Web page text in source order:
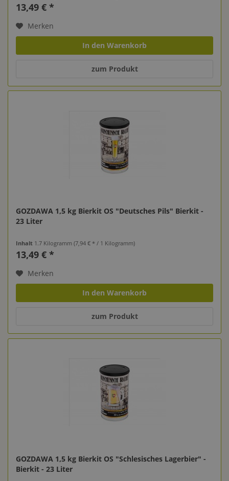
13,49 € *
Merken
In den Warenkorb
zum Produkt
GOZDAWA 1,5 kg Bierkit OS "Deutsches Pils" Bierkit -
23 Liter
Inhalt 1.7 Kilogramm(7,94 € * / 1 Kilogramm)
13,49 € *
Merken
In den Warenkorb
zum Produkt
GOZDAWA 1,5 kg Bierkit OS "Schlesisches Lagerbier" -
Bierkit - 23 Liter